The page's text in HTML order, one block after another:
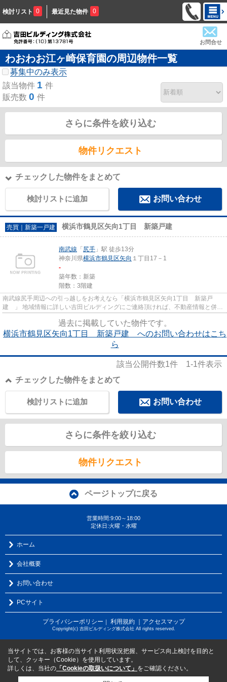
検討リスト 0 最近見た物件 0
お問合せ
わおわお江ヶ崎保育園の周辺物件一覧
募集中のみ表示
該当物件 1 件
販売数 0 件
さらに条件を絞り込む
物件リクエスト
チェックした物件をまとめて
検討リストに追加 お問い合わせ
売買｜新築一戸建 横浜市鶴見区矢向1丁目 新築戸建
南武線 「 尻手 」駅 徒歩13分
神奈川県横浜市鶴見区矢向 １丁目17－1
-
築年数：新築
階数：3階建
南武線尻手周辺への引っ越しをお考えなら「横浜市鶴見区矢向1丁目 新築戸
建 」 地域情報に詳しい吉田ビルディングにご連絡頂ければ、不動産情報と併せ
過去に掲載していた物件です。
横浜市鶴見区矢向1丁目 新築戸建 へのお問い合わせはこち
ら
該当公開件数1件 1-1件表示
チェックした物件をまとめて
お問い合わせ
検討リストに追加
さらに条件を絞り込む
物件リクエスト
ページトップに戻る
営業時間:9:00～18:00
定休日:火曜・水曜
ホーム
会社概要
お問い合わせ
PCサイト
プライバシーポリシー ｜ 利用規約 ｜アクセスマップ
Copyright(c) 吉田ビルディング株式会社 All rights reserved.
当サイトでは、お客様の当サイト利用状況把握、サービス向上検討を目的と
して、クッキー（Cookie）を使用しています。
詳しくは、当社の 「Cookieの取扱いについて」 をご確認ください。